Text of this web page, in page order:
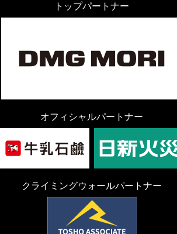
トップパートナー
オフィシャルパートナー
クライミングウォールパートナー